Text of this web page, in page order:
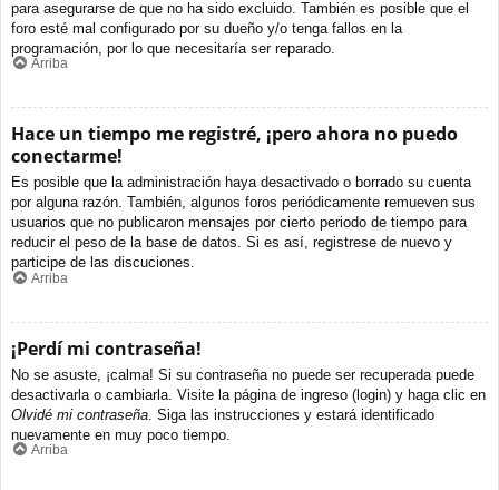
para asegurarse de que no ha sido excluido. También es posible que el
foro esté mal configurado por su dueño y/o tenga fallos en la
programación, por lo que necesitaría ser reparado.
Arriba
Hace un tiempo me registré, ¡pero ahora no puedo
conectarme!
Es posible que la administración haya desactivado o borrado su cuenta
por alguna razón. También, algunos foros periódicamente remueven sus
usuarios que no publicaron mensajes por cierto periodo de tiempo para
reducir el peso de la base de datos. Si es así, registrese de nuevo y
participe de las discuciones.
Arriba
¡Perdí mi contraseña!
No se asuste, ¡calma! Si su contraseña no puede ser recuperada puede
desactivarla o cambiarla. Visite la página de ingreso (login) y haga clic en
Olvidé mi contraseña . Siga las instrucciones y estará identificado
nuevamente en muy poco tiempo.
Arriba